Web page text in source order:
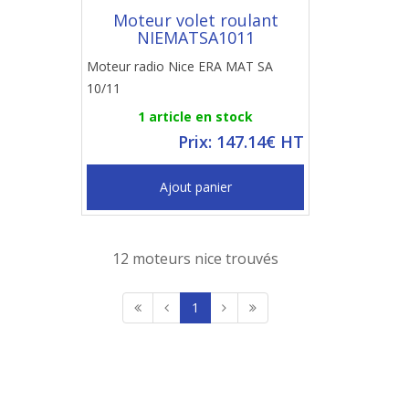
Moteur volet roulant
NIEMATSA1011
Moteur radio Nice ERA MAT SA
10/11
1 article en stock
Prix: 147.14€ HT
Ajout panier
12 moteurs nice trouvés
1